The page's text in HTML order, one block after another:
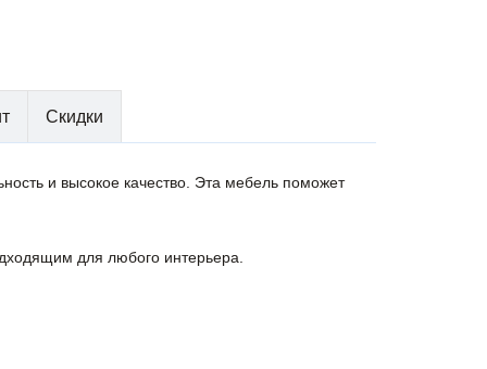
Скидки
и высокое качество. Эта мебель поможет
для любого интерьера.